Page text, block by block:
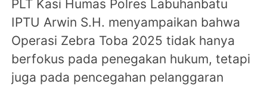
PLT Kasi Humas Polres Labuhanbatu
IPTU Arwin S.H. menyampaikan bahwa
Operasi Zebra Toba 2025 tidak hanya
berfokus pada penegakan hukum, tetapi
juga pada pencegahan pelanggaran